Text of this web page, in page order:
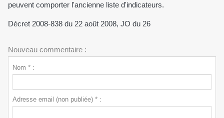
peuvent comporter l'ancienne liste d'indicateurs.
Décret 2008-838 du 22 août 2008, JO du 26
Nouveau commentaire :
Nom * :
Adresse email (non publiée) * :